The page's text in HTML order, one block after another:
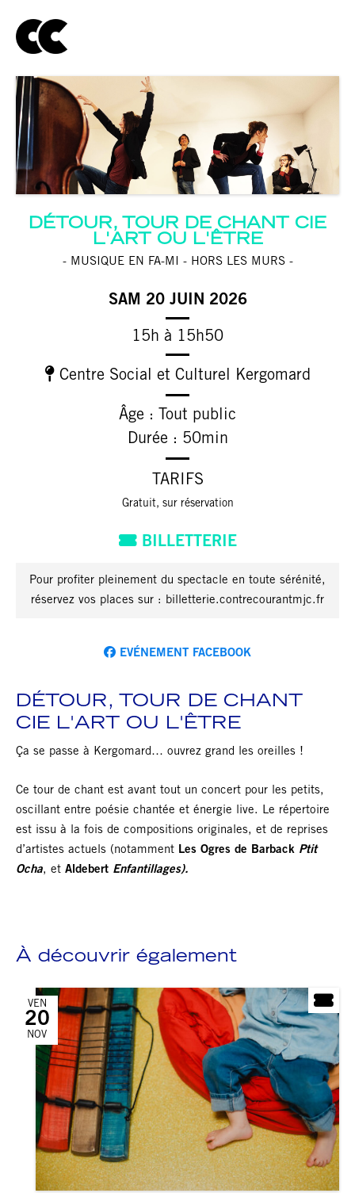
DÉTOUR, TOUR DE CHANT CIE
L'ART OU L'ÊTRE
- MUSIQUE EN FA-MI - HORS LES MURS -
SAM 20 JUIN 2026
15h à 15h50
Centre Social et Culturel Kergomard
Âge : Tout public
Durée : 50min
TARIFS
Gratuit, sur réservation
BILLETTERIE
Pour profiter pleinement du spectacle en toute sérénité,
réservez vos places sur : billetterie.contrecourantmjc.fr
EVÉNEMENT FACEBOOK
DÉTOUR, TOUR DE CHANT
CIE L'ART OU L'ÊTRE
Ça se passe à Kergomard… ouvrez grand les oreilles !
Ce tour de chant est avant tout un concert pour les petits,
oscillant entre poésie chantée et énergie live. Le répertoire
est issu à la fois de compositions originales, et de reprises
d’artistes actuels (notamment Les Ogres de Barback Ptit
Ocha, et Aldebert Enfantillages).
À découvrir également
VEN
20
NOV